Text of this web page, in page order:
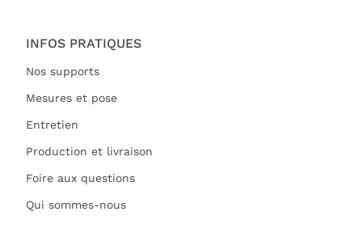
INFOS PRATIQUES
Nos supports
Mesures et pose
Entretien
Production et livraison
Foire aux questions
Qui sommes-nous